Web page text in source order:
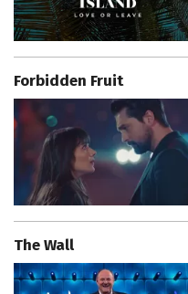
Forbidden Fruit
The Wall